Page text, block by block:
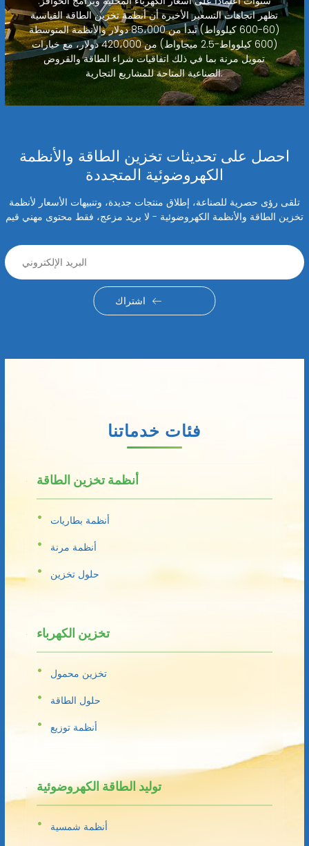
تظهر اتجاهات التسعير الأخيرة أن أنظمة تخزين الطاقة القياسية
(60-600 كيلوواط) تبدأ من 85،000 دولار والأنظمة المتوسطة
(600 كيلوواط-2.5 ميجاواط) من 420،000 دولار، مع خيارات
تمويل مرنة بما في ذلك اتفاقيات شراء الطاقة والقروض
الصناعية المتاحة للمشاريع التجارية.
احصل على تحديثات تخزين الطاقة والأنظمة
الكهروضوئية المتجددة
تلقى رؤى حصرية للصناعة، إطلاق منتجات جديدة، وتنبيهات الأسعار لأنظمة
تخزين الطاقة والأنظمة الكهروضوئية - لا بريد مزعج، فقط محتوى مهني قيم
اشتراك
فئات خدماتنا
أنظمة تخزين الطاقة
أنظمة بطاريات
أنظمة مرنة
حلول تخزين
تخزين الكهرباء
تخزين محمول
حلول الطاقة
أنظمة توزيع
توليد الطاقة الكهروضوئية
أنظمة شمسية